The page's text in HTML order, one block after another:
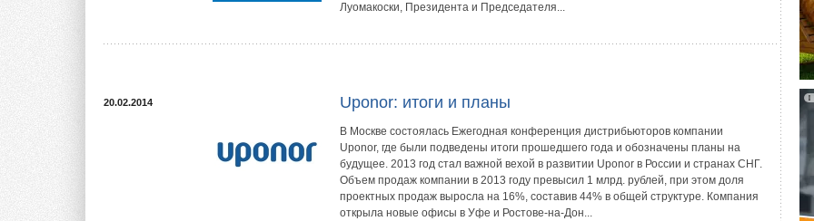
Луомакоски, Президента и Председателя...
20.02.2014 Uponor: итоги и планы
В Москве состоялась Ежегодная конференция дистрибьюторов компании
Uponor, где были подведены итоги прошедшего года и обозначены планы на
будущее. 2013 год стал важной вехой в развитии Uponor в России и странах СНГ.
Объем продаж компании в 2013 году превысил 1 млрд. рублей, при этом доля
проектных продаж выросла на 16%, составив 44% в общей структуре. Компания
открыла новые офисы в Уфе и Ростове-на-Дон...